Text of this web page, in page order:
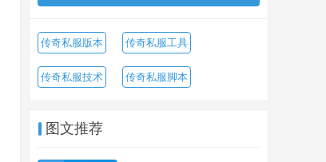
传奇私服版本 传奇私服工具
传奇私服技术 传奇私服脚本
图文推荐